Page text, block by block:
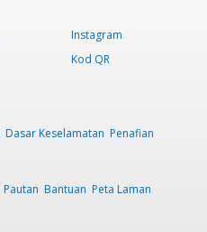
Instagram
Kod QR
Dasar Keselamatan Penafian
Pautan Bantuan Peta Laman